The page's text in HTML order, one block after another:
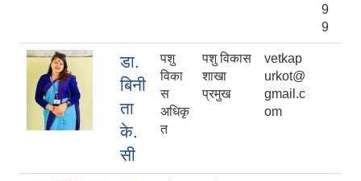
9
9
डा.
बिनी
ता
के.
सी
पशु
विका
स
अधिकृ
त
पशु विकास
शाखा
प्रमुख
vetkap
urkot@
gmail.c
om